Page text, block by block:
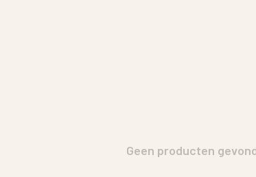
Geen producten